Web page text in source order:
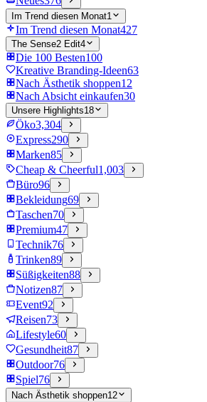
Im Trend diesen Monat1
Im Trend diesen Monat427
The Sense2 Edit4
Die 100 Besten100
Kreative Branding-Ideen63
Nach Ästhetik shoppen12
Nach Absicht einkaufen30
Unsere Highlights18
Öko3,304
Express290
Marken85
Cheap & Cheerful1,003
Büro96
Bekleidung69
Taschen70
Premium47
Technik76
Trinken89
Süßigkeiten88
Notizen87
Event92
Reisen73
Lifestyle60
Gesundheit87
Outdoor76
Spiel76
Nach Ästhetik shoppen12